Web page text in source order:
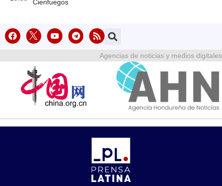
Cienfuegos
Agencias de noticias y medios digitales